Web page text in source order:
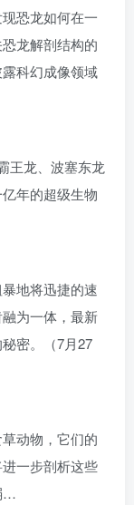
恐龙如何在一
龙解剖结构的
科幻成像领域
王龙、波塞东龙
年的超级生物
地将迅捷的速
为一体，最新
密。（7月27
动物，它们的
一步剖析这些
…